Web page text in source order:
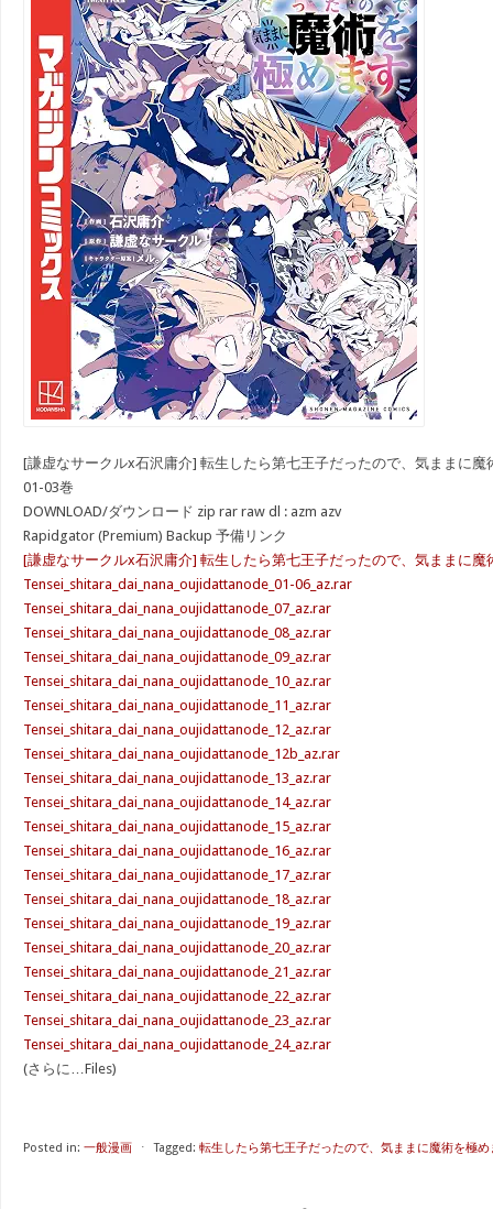
[謙虚なサークルx石沢庸介] 転生したら第七王子だったので、気ままに魔
01-03巻
DOWNLOAD/ダウンロード zip rar raw dl : azm azv
Rapidgator (Premium) Backup 予備リンク
[謙虚なサークルx石沢庸介] 転生したら第七王子だったので、気ままに魔
Tensei_shitara_dai_nana_oujidattanode_01-06_az.rar
Tensei_shitara_dai_nana_oujidattanode_07_az.rar
Tensei_shitara_dai_nana_oujidattanode_08_az.rar
Tensei_shitara_dai_nana_oujidattanode_09_az.rar
Tensei_shitara_dai_nana_oujidattanode_10_az.rar
Tensei_shitara_dai_nana_oujidattanode_11_az.rar
Tensei_shitara_dai_nana_oujidattanode_12_az.rar
Tensei_shitara_dai_nana_oujidattanode_12b_az.rar
Tensei_shitara_dai_nana_oujidattanode_13_az.rar
Tensei_shitara_dai_nana_oujidattanode_14_az.rar
Tensei_shitara_dai_nana_oujidattanode_15_az.rar
Tensei_shitara_dai_nana_oujidattanode_16_az.rar
Tensei_shitara_dai_nana_oujidattanode_17_az.rar
Tensei_shitara_dai_nana_oujidattanode_18_az.rar
Tensei_shitara_dai_nana_oujidattanode_19_az.rar
Tensei_shitara_dai_nana_oujidattanode_20_az.rar
Tensei_shitara_dai_nana_oujidattanode_21_az.rar
Tensei_shitara_dai_nana_oujidattanode_22_az.rar
Tensei_shitara_dai_nana_oujidattanode_23_az.rar
Tensei_shitara_dai_nana_oujidattanode_24_az.rar
(さらに…Files)
Posted in: 一般漫画 ⋅ Tagged: 転生したら第七王子だったので、気ままに魔術を極